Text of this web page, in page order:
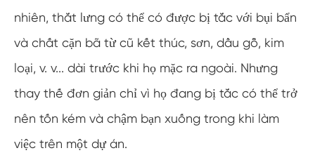
nhiên, thắt lưng có thể có được bị tắc với bụi bẩn
và chất cặn bã từ cũ kết thúc, sơn, dầu gỗ, kim
loại, v. v... dài trước khi họ mặc ra ngoài. Nhưng
thay thế đơn giản chỉ vì họ đang bị tắc có thể trở
nên tốn kém và chậm bạn xuống trong khi làm
việc trên một dự án.